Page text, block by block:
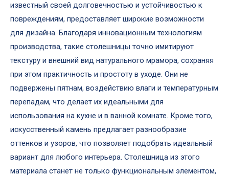
известный своей долговечностью и устойчивостью к
повреждениям, предоставляет широкие возможности
для дизайна. Благодаря инновационным технологиям
производства, такие столешницы точно имитируют
текстуру и внешний вид натурального мрамора, сохраняя
при этом практичность и простоту в уходе. Они не
подвержены пятнам, воздействию влаги и температурным
перепадам, что делает их идеальными для
использования на кухне и в ванной комнате. Кроме того,
искусственный камень предлагает разнообразие
оттенков и узоров, что позволяет подобрать идеальный
вариант для любого интерьера. Столешница из этого
материала станет не только функциональным элементом,